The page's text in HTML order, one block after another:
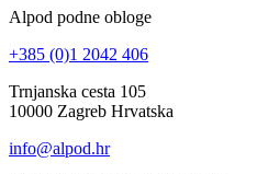
Alpod podne obloge
+385 (0)1 2042 406
Trnjanska cesta 105
10000 Zagreb Hrvatska
info@alpod.hr